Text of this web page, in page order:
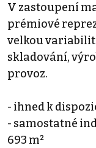
V zastoupení
prémiové
velkou
skladování,
provoz.
- ihned k
- samostatné
693 m²